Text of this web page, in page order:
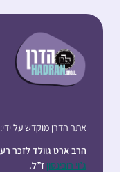
אתר הדרן מוקדש על ידי:
הרב ארט גוולד לזכר
ג’וי רובינסון ז”ל.